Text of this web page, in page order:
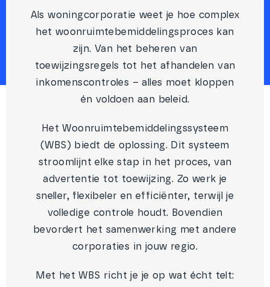
Als woningcorporatie weet je hoe complex
het woonruimtebemiddelingsproces kan
zijn. Van het beheren van
toewijzingsregels tot het afhandelen van
inkomenscontroles – alles moet kloppen
én voldoen aan beleid.
Het Woonruimtebemiddelingssysteem
(WBS) biedt de oplossing. Dit systeem
stroomlijnt elke stap in het proces, van
advertentie tot toewijzing. Zo werk je
sneller, flexibeler en efficiënter, terwijl je
volledige controle houdt. Bovendien
bevordert het samenwerking met andere
corporaties in jouw regio.
Met het WBS richt je je op wat écht telt: